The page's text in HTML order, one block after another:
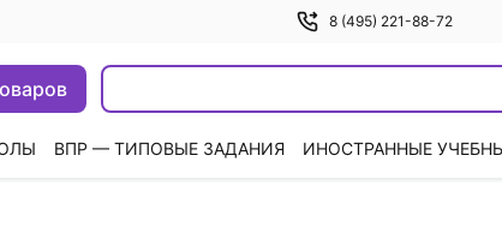
8 (495) 221-88-72
ВПР — ТИПОВЫЕ ЗАДАНИЯ ИНОСТРАННЫЕ